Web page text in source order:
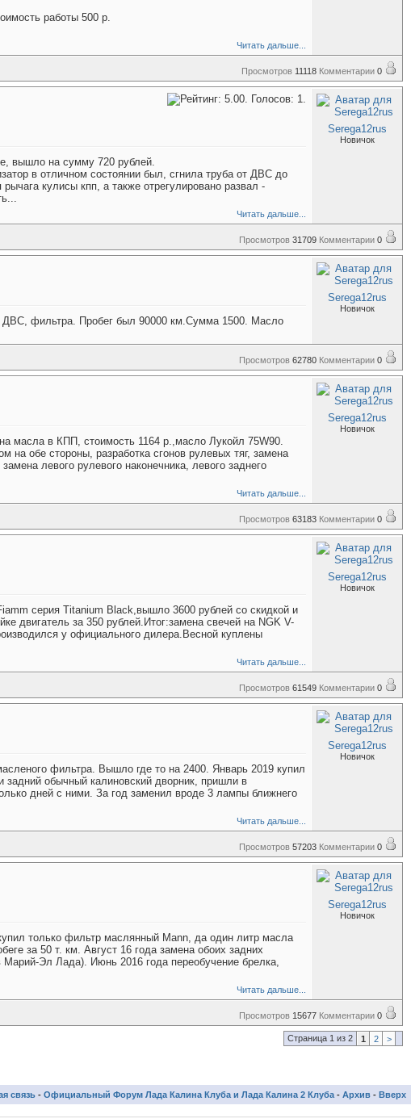
работы 500 р.
Читать дальше...
Просмотров 11118 Комментарии 0
вышло на сумму 720 рублей.
в отличном состоянии был, сгнила труба от ДВС до
кулисы кпп, а также отрегулировано развал -
Читать дальше...
Serega12rus
Новичок
Просмотров 31709 Комментарии 0
ДВС, фильтра. Пробег был 90000 км.Сумма 1500. Масло
Serega12rus
Новичок
Просмотров 62780 Комментарии 0
масла в КПП, стоимость 1164 р.,масло Лукойл 75W90.
на обе стороны, разработка сгонов рулевых тяг, замена
левого рулевого наконечника, левого заднего
Читать дальше...
Serega12rus
Новичок
Просмотров 63183 Комментарии 0
серия Titanium Black,вышло 3600 рублей со скидкой и
двигатель за 350 рублей.Итог:замена свечей на NGK V-
у официального дилера.Весной куплены
Читать дальше...
Serega12rus
Новичок
Просмотров 61549 Комментарии 0
фильтра. Вышло где то на 2400. Январь 2019 купил
задний обычный калиновский дворник, пришли в
дней с ними. За год заменил вроде 3 лампы ближнего
Читать дальше...
Serega12rus
Новичок
Просмотров 57203 Комментарии 0
только фильтр маслянный Mann, да один литр масла
за 50 т. км. Август 16 года замена обоих задних
Эл Лада). Июнь 2016 года переобучение брелка,
Читать дальше...
Serega12rus
Новичок
Просмотров 15677 Комментарии 0
Страница 1 из 2 1 2 >
связь - Официальный Форум Лада Калина Клуба и Лада Калина 2 Клуба - Архив - Вверх